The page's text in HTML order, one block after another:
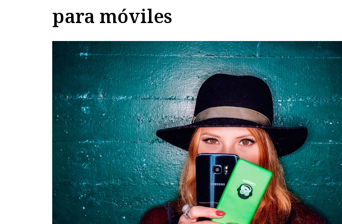
para móviles